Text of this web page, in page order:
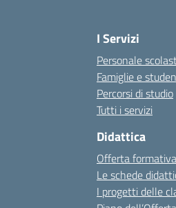
I Servizi
Personale
Famiglie e
Percorsi di studio
Tutti i servizi
Didattica
Offerta formativa
Le schede
I progetti delle